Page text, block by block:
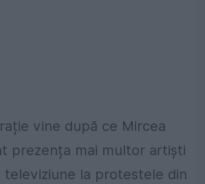
vine după ce Mircea
prezența mai multor artiști
televiziune la protestele din